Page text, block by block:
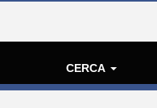
CERCA